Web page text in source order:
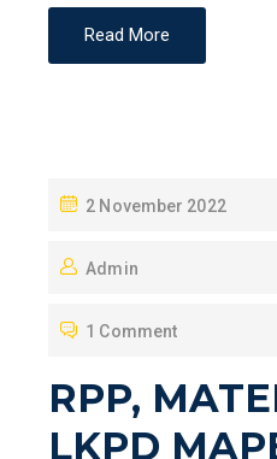
Read More
P
S
E
O
N
2 November 2022
Admin
1 Comment
RPP,
LKPD